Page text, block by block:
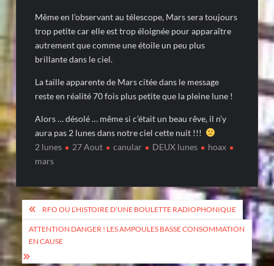
Même en l’observant au télescope, Mars sera toujours
trop petite car elle est trop éloignée pour apparaître
autrement que comme une étoile un peu plus
brillante dans le ciel.
La taille apparente de Mars citée dans le message
reste en réalité 70 fois plus petite que la pleine lune !
Alors … désolé … même si c’était un beau rêve, il n’y
aura pas 2 lunes dans notre ciel cette nuit !!!
2 lunes
27 Aout canular DEUX lunes
hoax
mars
Post
navigation
RFO OU L’HISTOIRE D’UNE BOULETTE RADIOPHONIQUE
ATTENTION DANGER ! LES AMPOULES BASSE CONSOMMATION
EN CAUSE